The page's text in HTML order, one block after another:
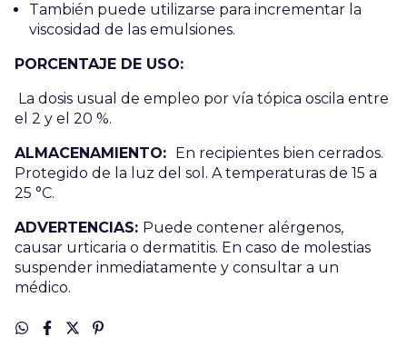
También puede utilizarse para incrementar la
viscosidad de las emulsiones.
PORCENTAJE DE USO:
La dosis usual de empleo por vía tópica oscila entre
el 2 y el 20 %.
ALMACENAMIENTO: En recipientes bien cerrados.
Protegido de la luz del sol. A temperaturas de 15 a
25 °C.
ADVERTENCIAS: Puede contener alérgenos,
causar urticaria o dermatitis. En caso de molestias
suspender inmediatamente y consultar a un
médico.